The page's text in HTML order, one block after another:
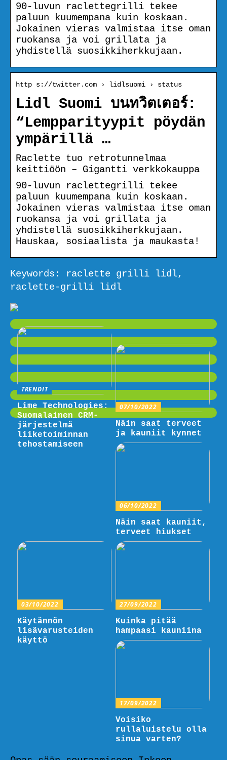
90-luvun raclettegrilli tekee
paluun kuumempana kuin koskaan.
Jokainen vieras valmistaa itse oman
ruokansa ja voi grillata ja
yhdistellä suosikkiherkkujaan.
http s://twitter.com › lidlsuomi › status
Lidl Suomi บนทวิตเตอร์:
“Lempparityypit pöydän
ympärillä …
Raclette tuo retrotunnelmaa
keittiöön – Gigantti verkkokauppa
90-luvun raclettegrilli tekee
paluun kuumempana kuin koskaan.
Jokainen vieras valmistaa itse oman
ruokansa ja voi grillata ja
yhdistellä suosikkiherkkujaan.
Hauskaa, sosiaalista ja maukasta!
Keywords: raclette grilli lidl,
raclette-grilli lidl
TRENDIT
Lime Technologies:
Suomalainen CRM-
järjestelmä
liiketoiminnan
tehostamiseen
07/10/2022
Näin saat terveet
ja kauniit kynnet
06/10/2022
Näin saat kauniit,
terveet hiukset
03/10/2022
Käytännön
lisävarusteiden
käyttö
27/09/2022
Kuinka pitää
hampaasi kauniina
17/09/2022
Voisiko
rullaluistelu olla
sinua varten?